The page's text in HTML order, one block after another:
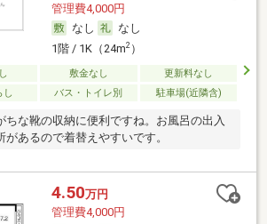
管理費4,000円
なし
なし
1階 / 1K（24m2）
敷金なし
更新料なし
し
バス・トイレ別 駐車場(近隣含)
ちな靴の収納に便利ですね。お風呂の出入
があるので着替えやすいです。
4.50万円
管理費4,000円